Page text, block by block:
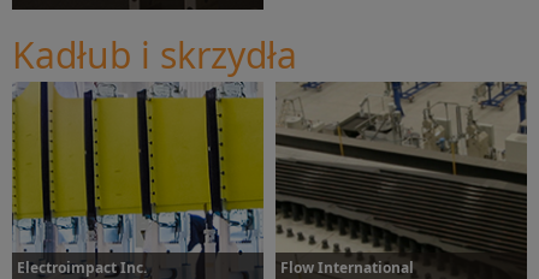
Dowiedz się więcej
Kadłub i skrzydła
Electroimpact Inc. Flow International